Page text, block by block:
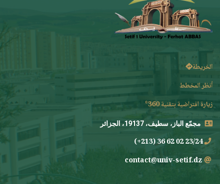
الخريطة
أنظر المخطط
زيارة افتراضية بتقنية 360°
مجمّع الباز، سطيف، 19137، الجزائر
23/24 02 62 36 (213+)
contact@univ-setif.dz